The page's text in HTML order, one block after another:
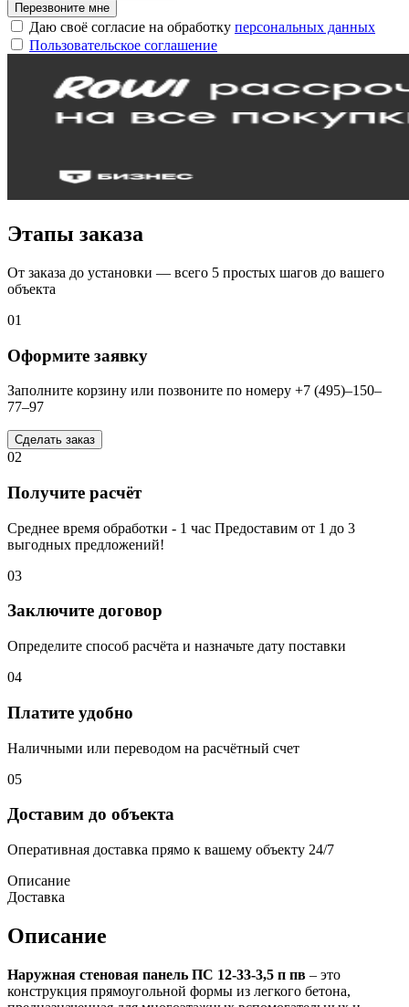
Перезвоните мне
Даю своё согласие на обработку персональных данных
Пользовательское соглашение
Этапы заказа
От заказа до установки — всего 5 простых шагов до вашего
объекта
01
Оформите заявку
Заполните корзину или позвоните по номеру +7 (495)–150–
77–97
Сделать заказ
02
Получите расчёт
Среднее время обработки - 1 час Предоставим от 1 до 3
выгодных предложений!
03
Заключите договор
Определите способ расчёта и назначьте дату поставки
04
Платите удобно
Наличными или переводом на расчётный счет
05
Доставим до объекта
Оперативная доставка прямо к вашему объекту 24/7
Описание
Доставка
Описание
Наружная стеновая панель ПС 12-33-3,5 п пв – это
конструкция прямоугольной формы из легкого бетона,